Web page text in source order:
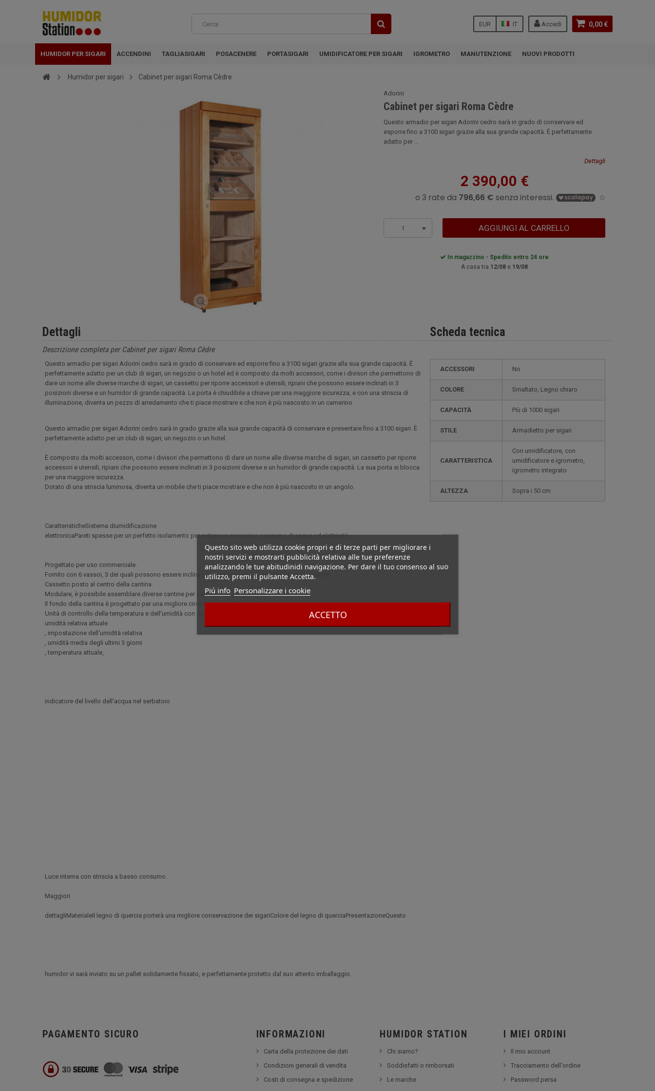
0,00 €
Accedi
IT
EUR
HUMIDOR PER SIGARI ACCENDINI TAGLIASIGARI POSACENERE PORTASIGARI UMIDIFICATORE PER SIGARI IGROMETRO MANUTENZIONE NUOVI PRODOTTI
Questo sito web utilizza cookie propri e di terze parti per migliorare i
nostri servizi e mostrarti pubblicità relativa alle tue preferenze
analizzando le tue abitudinidi navigazione. Per dare il tuo consenso al suo
utilizzo, premi il pulsante Accetta.
Piú info Personalizzare i cookie
ACCETTO
Humidor per sigari Cabinet per sigari Roma Cèdre
Adorini
Cabinet per sigari Roma Cèdre
Questo armadio per sigari Adorini cedro sarà in grado di conservare ed
esporre fino a 3100 sigari grazie alla sua grande capacità. È perfettamente
adatto per ...
Dettagli
2 390,00 €
1 AGGIUNGI AL CARRELLO
In magazzino - Spedito entro 24 ore
A casa tra 12/08 e 19/08
Scheda tecnica
ACCESSORI No
COLORE smaltato, Legno chiaro
CAPACITÀ più di 1000 sigari
STILE armadietto per sigari
CARATTERISTICA
con umidificatore, con
umidificatore e igrometro,
igrometro integrato
ALTEZZA sopra i 50 cm
Dettagli
Descrizione completa per Cabinet per sigari Roma Cèdre
Questo armadio per sigari Adorini cedro sarà in grado di conservare ed esporre fino a 3100 sigari grazie alla sua grande capacità. È
perfettamente adatto per un club di sigari, un negozio o un hotel ed è composto da molti accessori, come i divisori che permettono di
dare un nome alle diverse marche di sigari, un cassetto per riporre accessori e utensili, ripiani che possono essere inclinati in 3
posizioni diverse e un humidor di grande capacità. La porta è chiudibile a chiave per una maggiore sicurezza, e con una striscia di
illuminazione, diventa un pezzo di arredamento che ti piace mostrare e che non è più nascosto in un camerino
Questo armadio per sigari Adorini cedro sarà in grado grazie alla sua grande capacità di conservare e presentare fino a 3100 sigari. È
perfettamente adatto per un club di sigari, un negozio o un hotel.
È composto da molti accessori, come i divisori che permettono di dare un nome alle diverse marche di sigari, un cassetto per riporre
accessori e utensili, ripiani che possono essere inclinati in 3 posizioni diverse e un humidor di grande capacità. La sua porta si blocca
per una maggiore sicurezza.
Dotato di una striscia luminosa, diventa un mobile che ti piace mostrare e che non è più nascosto in un angolo.
CaratteristicheSistema diumidificazione
elettronicaPareti spesse per un perfetto isolamento per evitare un eccessivo consumo di acqua ed elettricità.
Progettato per uso commerciale.
Fornito con 6 vassoi, 3 dei quali possono essere inclinati per una presentazione ottimale del prodotto.
Cassetto posto al centro della cantina.
Modulare, è possibile assemblare diverse cantine per fare un'unità più grande.
Il fondo della cantina è progettato per una migliore circolazione dell'aria e dell'umidità.
Unità di controllo della temperatura e dell'umidità con display digitale per controllare:
umidità relativa attuale
, impostazione dell'umidità relativa
, umidità media degli ultimi 3 giorni
, temperatura attuale,
indicatore del livello dell'acqua nel serbatoio
.
Luce interna con striscia a basso consumo.
Maggiori
dettagliMaterialeIl legno di quercia porterà una migliore conservazione dei sigariColore del legno di querciaPresentazioneQuesto
humidor vi sarà inviato su un pallet solidamente fissato, e perfettamente protetto dal suo attento imballaggio.
PAGAMENTO SICURO INFORMAZIONI
Carta della protezione dei dati
Condizioni generali di vendita
Costi di consegna e spedizione
HUMIDOR STATION
Chi siamo?
Soddisfatti o rimborsati
Le marche
I MIEI ORDINI
Il mio account
Tracciamento dell'ordine
Password persa